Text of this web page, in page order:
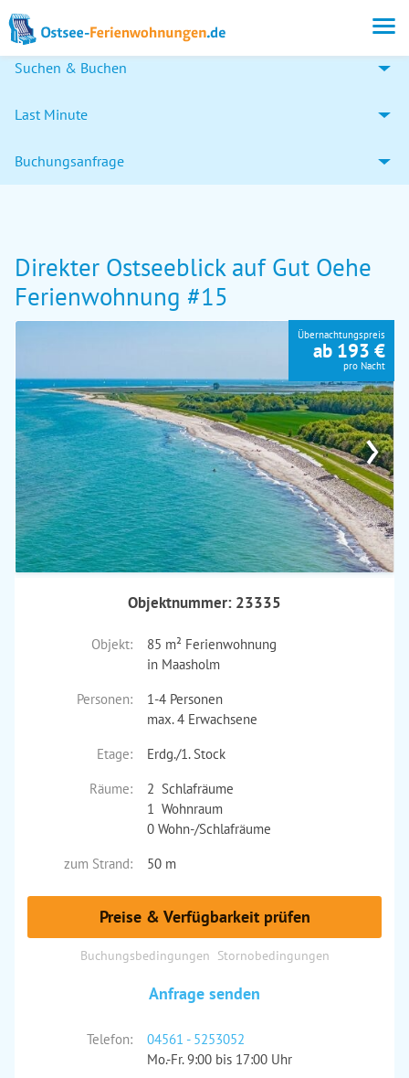
Suchen & Buchen
Last Minute
Buchungsanfrage
Direkter Ostseeblick auf Gut Oehe
Ferienwohnung #15
›
Übernachtungspreis
ab 193 €
pro Nacht
Objektnummer: 23335
Objekt:
85 m² Ferienwohnung
in Maasholm
Personen:
1-4 Personen
max. 4 Erwachsene
Etage:
Erdg./1. Stock
Räume:
2 Schlafräume
1 Wohnraum
0 Wohn-/Schlafräume
zum Strand:
50 m
Preise & Verfügbarkeit prüfen
Buchungsbedingungen Stornobedingungen
Anfrage senden
Telefon:
04561 - 5253052
Mo.-Fr. 9:00 bis 17:00 Uhr